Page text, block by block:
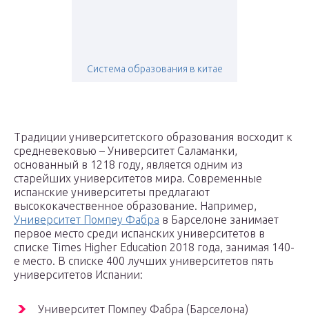
Система образования в китае
Традиции университетского образования восходит к
средневековью – Университет Саламанки,
основанный в 1218 году, является одним из
старейших университетов мира. Современные
испанские университеты предлагают
высококачественное образование. Например,
Университет Помпеу Фабра в Барселоне занимает
первое место среди испанских университетов в
списке Times Higher Education 2018 года, занимая 140-
е место. В списке 400 лучших университетов пять
университетов Испании:
Университет Помпеу Фабра (Барселона)